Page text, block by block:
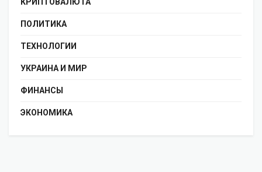
КРИПТОВАЛЮТА
ПОЛИТИКА
ТЕХНОЛОГИИ
УКРАИНА И МИР
ФИНАНСЫ
ЭКОНОМИКА